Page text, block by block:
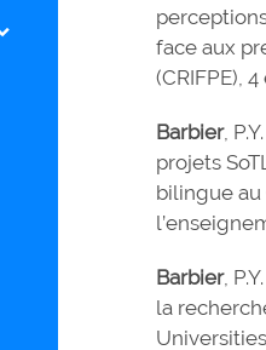
face aux
(CRIFPE),
Barbier,
projets
bilingue au
Barbier,
la